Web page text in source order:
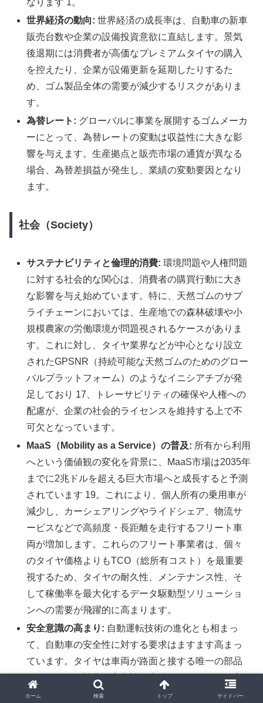
世界経済の動向: 世界経済の成長率は、自動車の新車
販売台数や企業の設備投資意欲に直結します。景気
後退期には消費者が高価なプレミアムタイヤの購入
を控えたり、企業が設備更新を延期したりするた
め、ゴム製品全体の需要が減少するリスクがありま
す。
為替レート: グローバルに事業を展開するゴムメーカ
ーにとって、為替レートの変動は収益性に大きな影
響を与えます。生産拠点と販売市場の通貨が異なる
場合、為替差損益が発生し、業績の変動要因となり
ます。
社会（Society）
サステナビリティと倫理的消費: 環境問題や人権問題
に対する社会的な関心は、消費者の購買行動に大き
な影響を与え始めています。特に、天然ゴムのサプ
ライチェーンにおいては、生産地での森林破壊や小
規模農家の労働環境が問題視されるケースがありま
す。これに対し、タイヤ業界などが中心となり設立
されたGPSNR（持続可能な天然ゴムのためのグロー
バルプラットフォーム）のようなイニシアチブが発
足しており 17、トレーサビリティの確保や人権への
配慮が、企業の社会的ライセンスを維持する上で不
可欠となっています。
MaaS（Mobility as a Service）の普及: 所有から利用
へという価値観の変化を背景に、MaaS市場は2035年
までに2兆ドルを超える巨大市場へと成長すると予測
されています 19。これにより、個人所有の乗用車が
減少し、カーシェアリングやライドシェア、物流サ
ービスなどで高頻度・長距離を走行するフリート車
両が増加します。これらのフリート事業者は、個々
のタイヤ価格よりもTCO（総所有コスト）を最重要
視するため、タイヤの耐久性、メンテナンス性、そ
して稼働率を最大化するデータ駆動型ソリューショ
ンへの需要が飛躍的に高まります。
安全意識の高まり: 自動運転技術の進化とも相まっ
て、自動車の安全性に対する要求はますます高まっ
ています。タイヤは車両が路面と接する唯一の部品
であり、その性能が安全性に直結することから、空
気圧や摩耗状態をリアルタイムで監視するスマート
ホーム 検索 トップ サイドバー